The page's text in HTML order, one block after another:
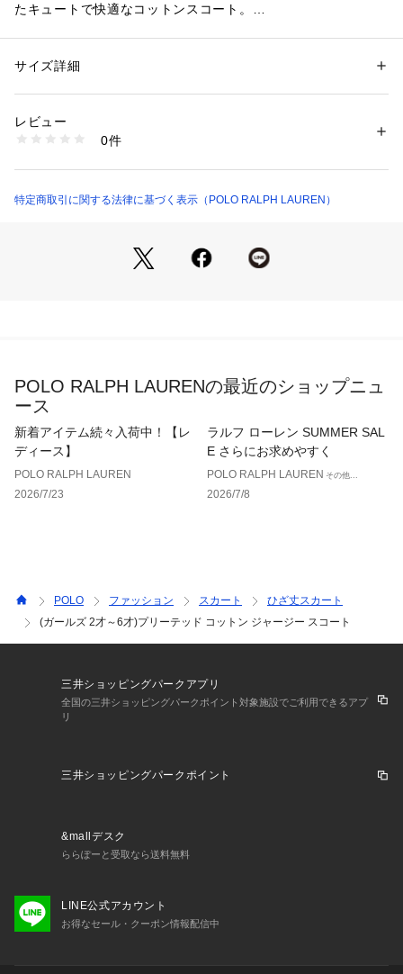
たキュートで快適なコットンスコート。
・プリーツ
【生産国】インド
性別：キッズ・ベビー
素材：-
洗濯：-
※詳しい洗濯方法については、商品の品質表示タグをご覧ください
CWPOSHOR7620048 （ショップ）
サイズ詳細
レビュー
0件
特定商取引に関する法律に基づく表示（POLO RALPH LAUREN）
POLO RALPH LAURENの最近のショップニュ
ース
新着アイテム続々入荷中！【レ
ディース】
POLO RALPH LAUREN
2026/7/23
ラルフ ローレン SUMMER SAL
E さらにお求めやすく
POLO RALPH LAUREN その他...
2026/7/8
POLO ファッション スカート
ひざ丈スカート
(ガールズ 2才～6才)プリーテッド コットン ジャージー スコート
三井ショッピングパークアプリ
全国の三井ショッピングパークポイント対象施設でご利用できるアプ
リ
三井ショッピングパークポイント
&mallデスク
ららぽーと受取なら送料無料
LINE公式アカウント
お得なセール・クーポン情報配信中